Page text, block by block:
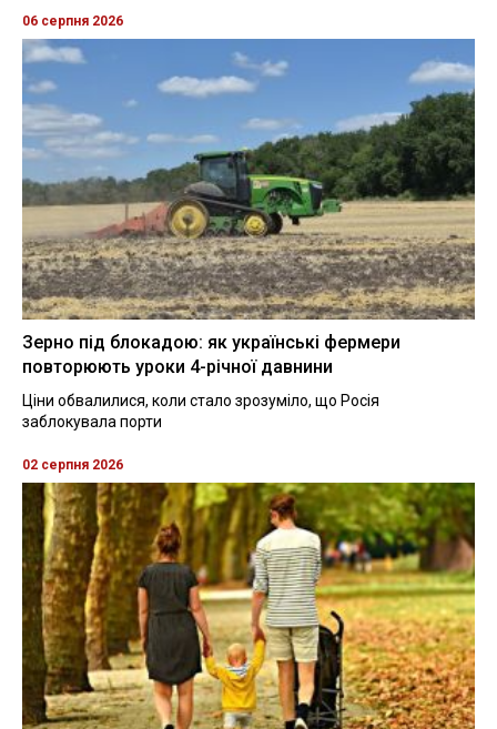
06 серпня 2026
Зерно під блокадою: як українські фермери
повторюють уроки 4-річної давнини
Ціни обвалилися, коли стало зрозуміло, що Росія
заблокувала порти
02 серпня 2026